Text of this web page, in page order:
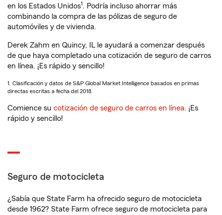
en los Estados Unidos1. Podría incluso ahorrar más
combinando la compra de las pólizas de seguro de
automóviles y de vivienda.
Derek Zahm en Quincy, IL le ayudará a comenzar después
de que haya completado una cotización de seguro de carros
en línea. ¡Es rápido y sencillo!
1. Clasificación y datos de S&P Global Market Intelligence basados en primas
directas escritas a fecha del 2018.
Comience su cotización de seguro de carros en línea. ¡Es
rápido y sencillo!
Seguro de motocicleta
¿Sabía que State Farm ha ofrecido seguro de motocicleta
desde 1962? State Farm ofrece seguro de motocicleta para